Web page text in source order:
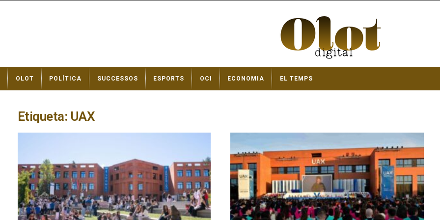
t
OLOT POLÍTICA SUCCESSOS ESPORTS OCI ECONOMIA EL TEMPS
Etiqueta: UAX